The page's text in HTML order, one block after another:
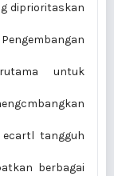
diprioritaskan
untuk
tangguh
berbagai